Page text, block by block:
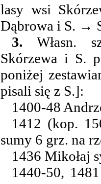
lasy wsi
Dąbrowa i S. →
3. Własn.
Skórzewa i S.
poniżej
pisali się z S.]:
1400-48
1412 (kop.
sumy 6 grz. na
1436 Mikołaj
1440-50,